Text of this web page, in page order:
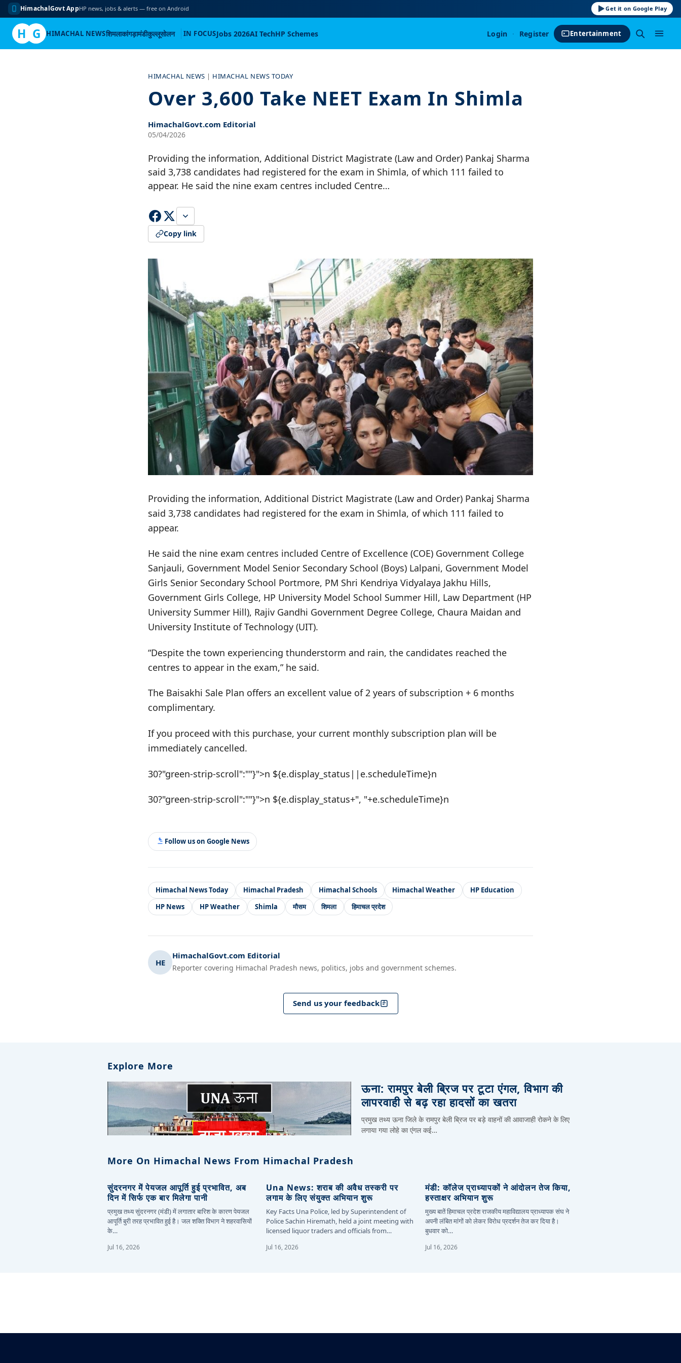
HimachalGovt AppHP news, jobs & alerts — free on Android Get it on Google Play
H G HIMACHAL NEWSशिमलाकांगड़ामंडीकुल्लूसोलन IN FOCUSJobs 2026AI TechHP Schemes Login · Register Entertainment
HIMACHAL NEWS | HIMACHAL NEWS TODAY
Over 3,600 Take NEET Exam In Shimla
HimachalGovt.com Editorial
05/04/2026
Providing the information, Additional District Magistrate (Law and Order) Pankaj Sharma
said 3,738 candidates had registered for the exam in Shimla, of which 111 failed to
appear. He said the nine exam centres included Centre…
Copy link
Providing the information, Additional District Magistrate (Law and Order) Pankaj Sharma
said 3,738 candidates had registered for the exam in Shimla, of which 111 failed to
appear.
He said the nine exam centres included Centre of Excellence (COE) Government College
Sanjauli, Government Model Senior Secondary School (Boys) Lalpani, Government Model
Girls Senior Secondary School Portmore, PM Shri Kendriya Vidyalaya Jakhu Hills,
Government Girls College, HP University Model School Summer Hill, Law Department (HP
University Summer Hill), Rajiv Gandhi Government Degree College, Chaura Maidan and
University Institute of Technology (UIT).
“Despite the town experiencing thunderstorm and rain, the candidates reached the
centres to appear in the exam,” he said.
The Baisakhi Sale Plan offers an excellent value of 2 years of subscription + 6 months
complimentary.
If you proceed with this purchase, your current monthly subscription plan will be
immediately cancelled.
30?"green-strip-scroll":""}">n ${e.display_status||e.scheduleTime}n
30?"green-strip-scroll":""}">n ${e.display_status+", "+e.scheduleTime}n
Follow us on Google News
Himachal News Today Himachal Pradesh Himachal Schools Himachal Weather
HP Education
HP News
HP Weather Shimla मौसम शिमला हिमाचल प्रदेश
HE
HimachalGovt.com Editorial
Reporter covering Himachal Pradesh news, politics, jobs and government schemes.
Send us your feedback
Explore More
ऊना: रामपुर बेली ब्रिज पर टूटा एंगल, विभाग की
लापरवाही से बढ़ रहा हादसों का खतरा
प्रमुख तथ्य ऊना जिले के रामपुर बेली ब्रिज पर बड़े वाहनों की आवाजाही रोकने के लिए
लगाया गया लोहे का एंगल कई…
More On Himachal News From Himachal Pradesh
सुंदरनगर में पेयजल आपूर्ति हुई प्रभावित, अब
दिन में सिर्फ एक बार मिलेगा पानी
प्रमुख तथ्य सुंदरनगर (मंडी) में लगातार बारिश के कारण पेयजल
आपूर्ति बुरी तरह प्रभावित हुई है। जल शक्ति विभाग ने शहरवासियों
के…
Jul 16, 2026
Una News: शराब की अवैध तस्करी पर
लगाम के लिए संयुक्त अभियान शुरू
Key Facts Una Police, led by Superintendent of
Police Sachin Hiremath, held a joint meeting with
licensed liquor traders and officials from…
Jul 16, 2026
मंडी: कॉलेज प्राध्यापकों ने आंदोलन तेज किया,
हस्ताक्षर अभियान शुरू
मुख्य बातें हिमाचल प्रदेश राजकीय महाविद्यालय प्राध्यापक संघ ने
अपनी लंबित मांगों को लेकर विरोध प्रदर्शन तेज कर दिया है।
बुधवार को…
Jul 16, 2026